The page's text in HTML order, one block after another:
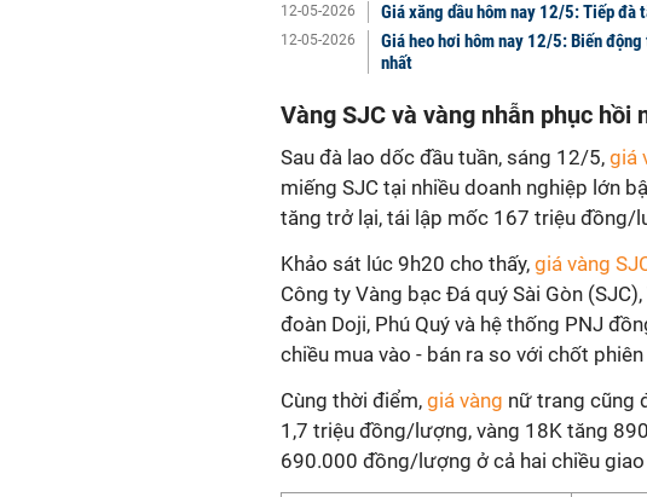
12-05-2026 Giá xăng dầu hôm nay 12/5: Tiếp đà
12-05-2026
Giá heo hơi hôm nay 12/5: Biến
nhất
Vàng SJC và vàng nhẫn phục hồi
Sau đà lao dốc đầu tuần, sáng 12/5, giá
miếng SJC tại nhiều doanh nghiệp lớn
tăng trở lại, tái lập mốc 167 triệu đồng/
Khảo sát lúc 9h20 cho thấy, giá vàng
Công ty Vàng bạc Đá quý Sài Gòn (SJC),
đoàn Doji, Phú Quý và hệ thống PNJ
chiều mua vào - bán ra so với chốt
Cùng thời điểm, giá vàng nữ trang cũng
1,7 triệu đồng/lượng, vàng 18K tăng
690.000 đồng/lượng ở cả hai chiều